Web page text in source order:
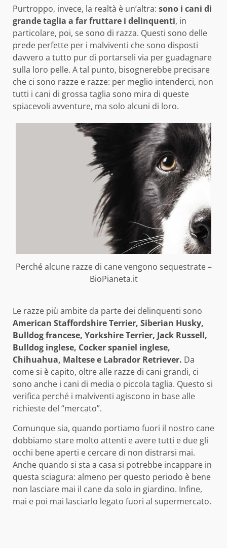
Purtroppo, invece, la realtà è un’altra: sono i cani di
grande taglia a far fruttare i delinquenti, in
particolare, poi, se sono di razza. Questi sono delle
prede perfette per i malviventi che sono disposti
davvero a tutto pur di portarseli via per guadagnare
sulla loro pelle. A tal punto, bisognerebbe precisare
che ci sono razze e razze: per meglio intenderci, non
tutti i cani di grossa taglia sono mira di queste
spiacevoli avventure, ma solo alcuni di loro.
Perché alcune razze di cane vengono sequestrate –
BioPianeta.it
Le razze più ambite da parte dei delinquenti sono
American Staffordshire Terrier, Siberian Husky,
Bulldog francese, Yorkshire Terrier, Jack Russell,
Bulldog inglese, Cocker spaniel inglese,
Chihuahua, Maltese e Labrador Retriever. Da
come si è capito, oltre alle razze di cani grandi, ci
sono anche i cani di media o piccola taglia. Questo si
verifica perché i malviventi agiscono in base alle
richieste del “mercato”.
Comunque sia, quando portiamo fuori il nostro cane
dobbiamo stare molto attenti e avere tutti e due gli
occhi bene aperti e cercare di non distrarsi mai.
Anche quando si sta a casa si potrebbe incappare in
questa sciagura: almeno per questo periodo è bene
non lasciare mai il cane da solo in giardino. Infine,
mai e poi mai lasciarlo legato fuori al supermercato.